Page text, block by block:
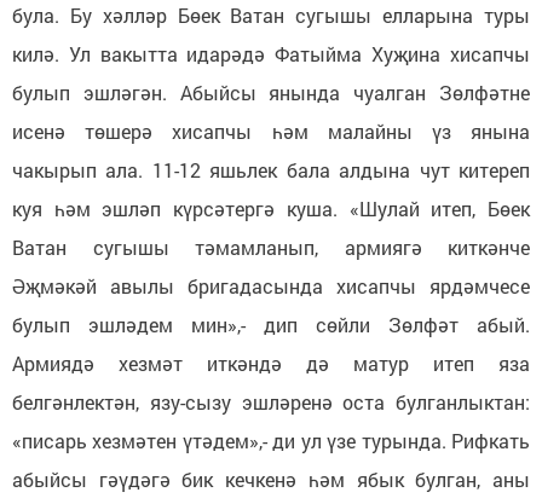
була. Бу хәлләр Бөек Ватан сугышы елларына туры
килә. Ул вакытта идарәдә Фатыйма Хуҗина хисапчы
булып эшләгән. Абыйсы янында чуалган Зөлфәтне
исенә төшерә хисапчы һәм малайны үз янына
чакырып ала. 11-12 яшьлек бала алдына чут китереп
куя һәм эшләп күрсәтергә куша. «Шулай итеп, Бөек
Ватан сугышы тәмамланып, армиягә киткәнче
Әҗмәкәй авылы бригадасында хисапчы ярдәмчесе
булып эшләдем мин»,- дип сөйли Зөлфәт абый.
Армиядә хезмәт иткәндә дә матур итеп яза
белгәнлектән, язу-сызу эшләренә оста булганлыктан:
«писарь хезмәтен үтәдем»,- ди ул үзе турында. Рифкать
абыйсы гәүдәгә бик кечкенә һәм ябык булган, аны